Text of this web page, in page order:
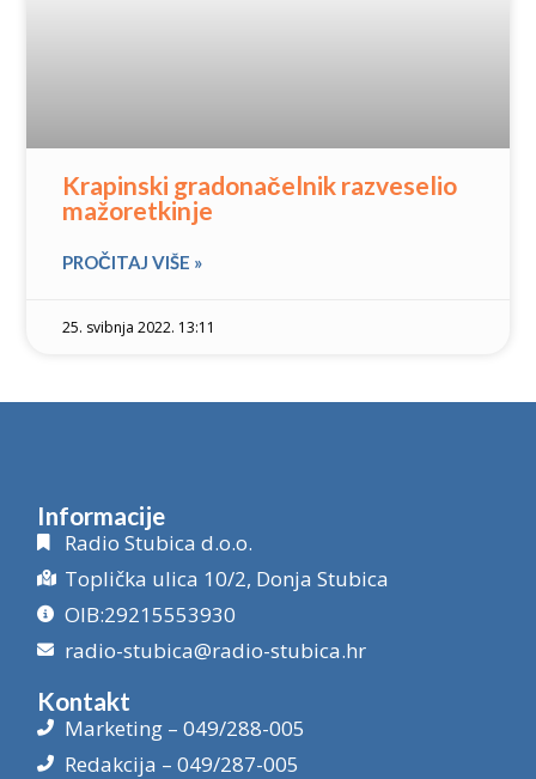
Krapinski gradonačelnik razveselio
mažoretkinje
PROČITAJ VIŠE »
25. svibnja 2022. 13:11
Informacije
Radio Stubica d.o.o.
Toplička ulica 10/2, Donja Stubica
OIB:29215553930
radio-stubica@radio-stubica.hr
Kontakt
Marketing – 049/288-005
Redakcija – 049/287-005